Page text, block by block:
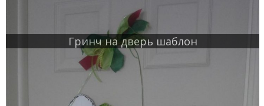
Гринч на дверь шаблон